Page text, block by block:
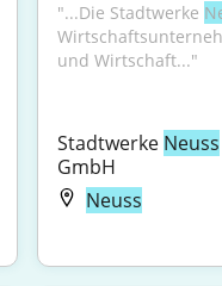
"...Die Stadtwerke
und Wirtschaft..."
Stadtwerke Neuss
GmbH
Neuss